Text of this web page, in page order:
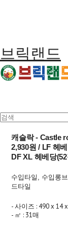
브릭랜드
캐슬락 - Castle
2,930원 / LF 헤
DF XL 헤베당
수입타일, 수입롱
드타일
- 사이즈 : 490 x 14
- ㎡ : 31매